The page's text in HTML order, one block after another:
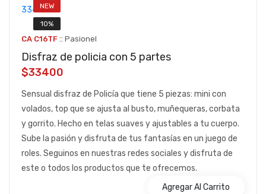
NEW
10%
CA C16TF :: Pasionel
Disfraz de policia con 5 partes
$33400
Sensual disfraz de Policía que tiene 5 piezas: mini con
volados, top que se ajusta al busto, muñequeras, corbata
y gorrito. Hecho en telas suaves y ajustables a tu cuerpo.
Sube la pasión y disfruta de tus fantasías en un juego de
roles. Seguinos en nuestras redes sociales y disfruta de
este o todos los productos que te ofrecemos.
Agregar Al Carrito